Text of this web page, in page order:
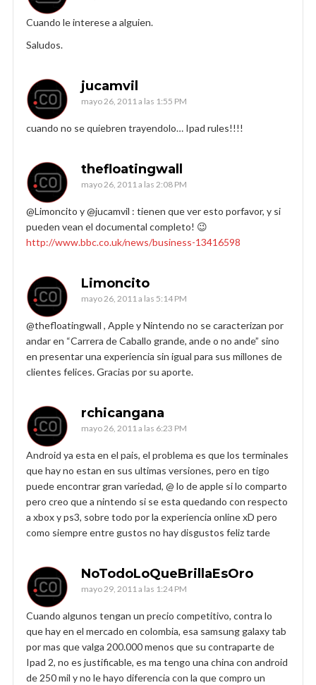
Cuando le interese a alguien.
Saludos.
jucamvil
mayo 26, 2011 a las 1:55 PM
cuando no se quiebren trayendolo… Ipad rules!!!!
thefloatingwall
mayo 26, 2011 a las 2:08 PM
@Limoncito y @jucamvil : tienen que ver esto porfavor, y si
pueden vean el documental completo! 😉
http://www.bbc.co.uk/news/business-13416598
Limoncito
mayo 26, 2011 a las 5:14 PM
@thefloatingwall , Apple y Nintendo no se caracterizan por
andar en “Carrera de Caballo grande, ande o no ande” sino
en presentar una experiencia sin igual para sus millones de
clientes felices. Gracias por su aporte.
rchicangana
mayo 26, 2011 a las 6:23 PM
Android ya esta en el pais, el problema es que los terminales
que hay no estan en sus ultimas versiones, pero en tigo
puede encontrar gran variedad, @ lo de apple si lo comparto
pero creo que a nintendo si se esta quedando con respecto
a xbox y ps3, sobre todo por la experiencia online xD pero
como siempre entre gustos no hay disgustos feliz tarde
NoTodoLoQueBrillaEsOro
mayo 29, 2011 a las 1:24 PM
Cuando algunos tengan un precio competitivo, contra lo
que hay en el mercado en colombia, esa samsung galaxy tab
por mas que valga 200.000 menos que su contraparte de
Ipad 2, no es justificable, es ma tengo una china con android
de 250 mil y no le hayo diferencia con la que compro un